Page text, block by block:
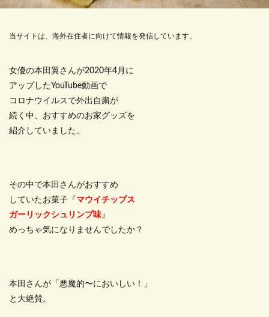
当サイトは、海外在住者に向けて情報を発信しています。
女優の本田翼さんが2020年4月に
アップしたYouTube動画で
コロナウイルスで外出自粛が
続く中、おすすめのお家グッズを
紹介していました。
その中で本田さんがおすすめ
していたお菓子『 マウイチップス
ガーリックシュリンプ味』
めっちゃ気になりませんでしたか？
本田さんが「悪魔的〜においしい！」
と大絶賛。